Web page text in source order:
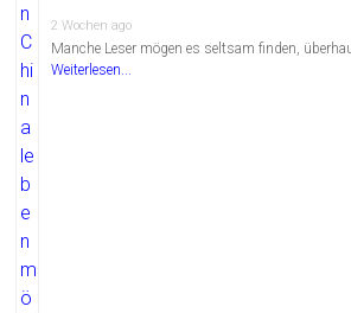
2 Wochen ago
Manche Leser mögen es seltsam finden,
Weiterlesen...